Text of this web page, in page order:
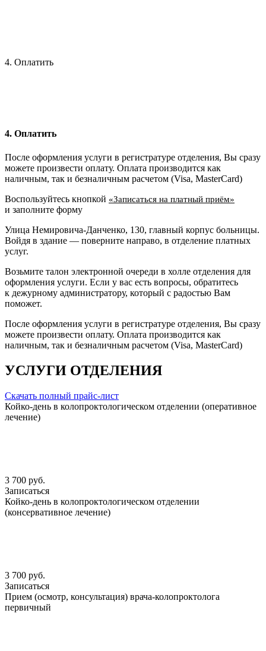
4. Оплатить
4. Оплатить
После оформления услуги в регистратуре отделения, Вы сразу
можете произвести оплату. Оплата производится как
наличным, так и безналичным расчетом (Visa, MasterCard)
Воспользуйтесь кнопкой «Записаться на платный приём»
и заполните форму
Улица Немировича-Данченко, 130, главный корпус больницы.
Войдя в здание — поверните направо, в отделение платных
услуг.
Возьмите талон электронной очереди в холле отделения для
оформления услуги. Если у вас есть вопросы, обратитесь
к дежурному администратору, который с радостью Вам
поможет.
После оформления услуги в регистратуре отделения, Вы сразу
можете произвести оплату. Оплата производится как
наличным, так и безналичным расчетом (Visa, MasterCard)
УСЛУГИ ОТДЕЛЕНИЯ
Скачать полный прайс-лист
Койко-день в колопроктологическом отделении (оперативное
лечение)
3 700 руб.
Записаться
Койко-день в колопроктологическом отделении
(консервативное лечение)
3 700 руб.
Записаться
Прием (осмотр, консультация) врача-колопроктолога
первичный